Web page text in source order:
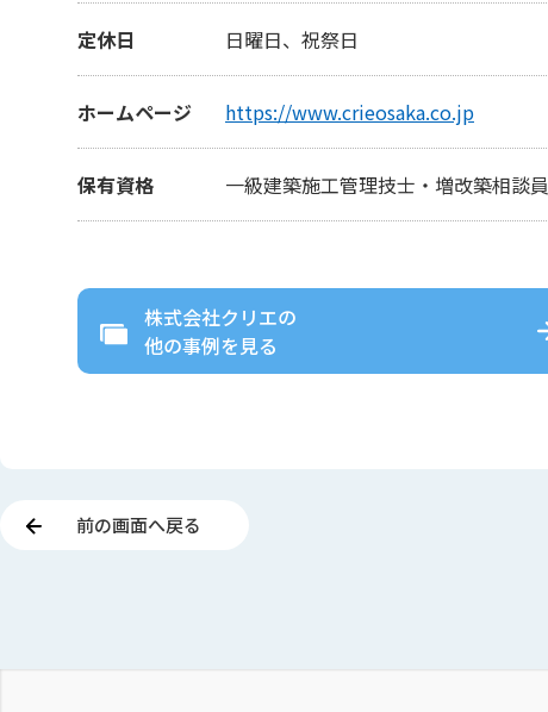
定休日 日曜日、祝祭日
ホームページ https://www.crieosaka.co.jp
保有資格 一級建築施工管理技士・増改築相談
株式会社クリエの
他の事例を見る
前の画面へ戻る